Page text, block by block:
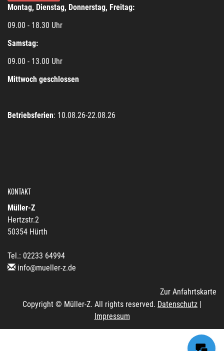
Montag, Dienstag, Donnerstag, Freitag:
09.00 - 18.30 Uhr
Samstag:
09.00 - 13.00 Uhr
Mittwoch geschlossen
Betriebsferien: 10.08.26-22.08.26
KONTAKT
Müller-Z
Hertzstr.2
50354 Hürth
Tel.: 02233 64994
info@mueller-z.de
Zur Anfahrtskarte
Copyright © Müller-Z. All rights reserved. Datenschutz |
Impressum